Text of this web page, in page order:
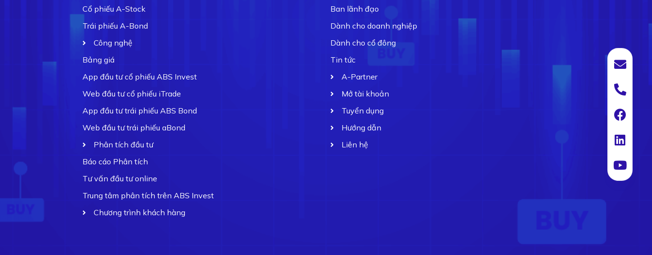
Cổ phiếu A-Stock
Trái phiếu A-Bond
Công nghệ
Bảng giá
App đầu tư cổ phiếu ABS Invest
Web đầu tư cổ phiếu iTrade
App đầu tư trái phiếu ABS Bond
Web đầu tư trái phiếu aBond
Phân tích đầu tư
Báo cáo Phân tích
Tư vấn đầu tư online
Trung tâm phân tích trên ABS Invest
Chương trình khách hàng
Ban lãnh đạo
Dành cho doanh nghiệp
Dành cho cổ đông
Tin tức
A-Partner
Mở tài khoản
Tuyển dụng
Hướng dẫn
Liên hệ